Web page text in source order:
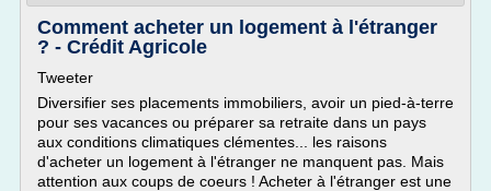
Comment acheter un logement à l'étranger
? - Crédit Agricole
Tweeter
Diversifier ses placements immobiliers, avoir un pied-à-terre
pour ses vacances ou préparer sa retraite dans un pays
aux conditions climatiques clémentes... les raisons
d'acheter un logement à l'étranger ne manquent pas. Mais
attention aux coups de coeurs ! Acheter à l'étranger est une